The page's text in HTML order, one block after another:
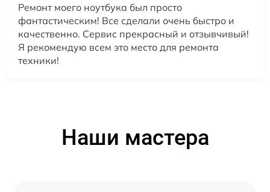
Ремонт моего ноутбука был просто
фантастическим! Все сделали очень быстро и
качественно. Сервис прекрасный и отзывчивый!
Я рекомендую всем это место для ремонта
техники!
Наши мастера